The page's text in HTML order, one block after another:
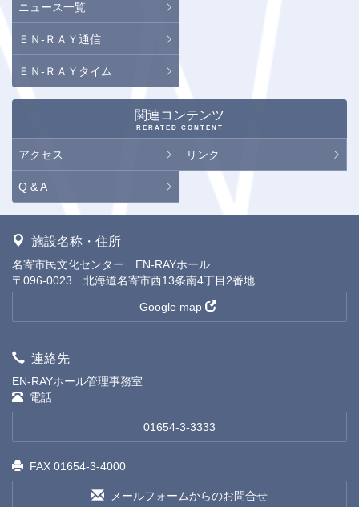
ニュース一覧
ＥＮ-ＲＡＹ通信
ＥＮ-ＲＡＹタイム
関連コンテンツ
RERATED CONTENT
アクセス リンク
Q & A
施設名称・住所
名寄市民文化センター EN-RAYホール
〒096-0023 北海道名寄市西13条南4丁目2番地
Google map
連絡先
EN-RAYホール管理事務室
電話
01654-3-3333
FAX 01654-3-4000
メールフォームからのお問合せ